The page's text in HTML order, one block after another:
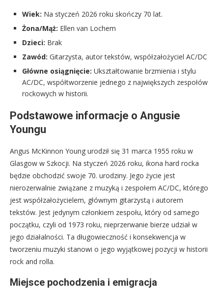
Wiek: Na styczeń 2026 roku skończy 70 lat.
Żona/Mąż: Ellen van Lochem
Dzieci: Brak
Zawód: Gitarzysta, autor tekstów, współzałożyciel AC/DC
Główne osiągnięcie: Ukształtowanie brzmienia i stylu
AC/DC, współtworzenie jednego z największych zespołów
rockowych w historii.
Podstawowe informacje o Angusie
Youngu
Angus McKinnon Young urodził się 31 marca 1955 roku w
Glasgow w Szkocji. Na styczeń 2026 roku, ikona hard rocka
będzie obchodzić swoje 70. urodziny. Jego życie jest
nierozerwalnie związane z muzyką i zespołem AC/DC, którego
jest współzałożycielem, głównym gitarzystą i autorem
tekstów. Jest jedynym członkiem zespołu, który od samego
początku, czyli od 1973 roku, nieprzerwanie bierze udział w
jego działalności. Ta długowieczność i konsekwencja w
tworzeniu muzyki stanowi o jego wyjątkowej pozycji w historii
rock and rolla.
Miejsce pochodzenia i emigracja